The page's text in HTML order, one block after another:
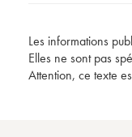
Les informations
Elles ne sont pas
Attention, ce texte